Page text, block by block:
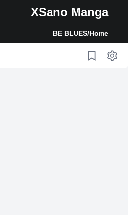
XSano Manga
Home
/
BE BLUES